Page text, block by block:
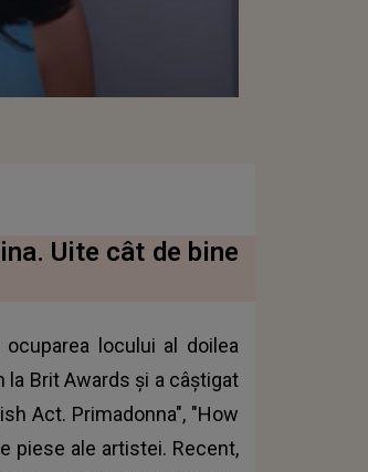
Uite cât de bine
locului al doilea
la Brit Awards și a câștigat
Act. Primadonna", "How
piese ale artistei. Recent,